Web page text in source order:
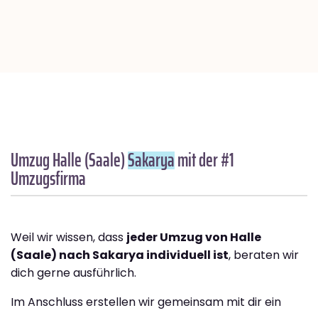
Umzug Halle (Saale)Sakaryamit der #1
Umzugsfirma
Weil wir wissen, dass jeder Umzug von Halle
(Saale) nach Sakarya individuell ist, beraten wir
dich gerne ausführlich.
Im Anschluss erstellen wir gemeinsam mit dir ein